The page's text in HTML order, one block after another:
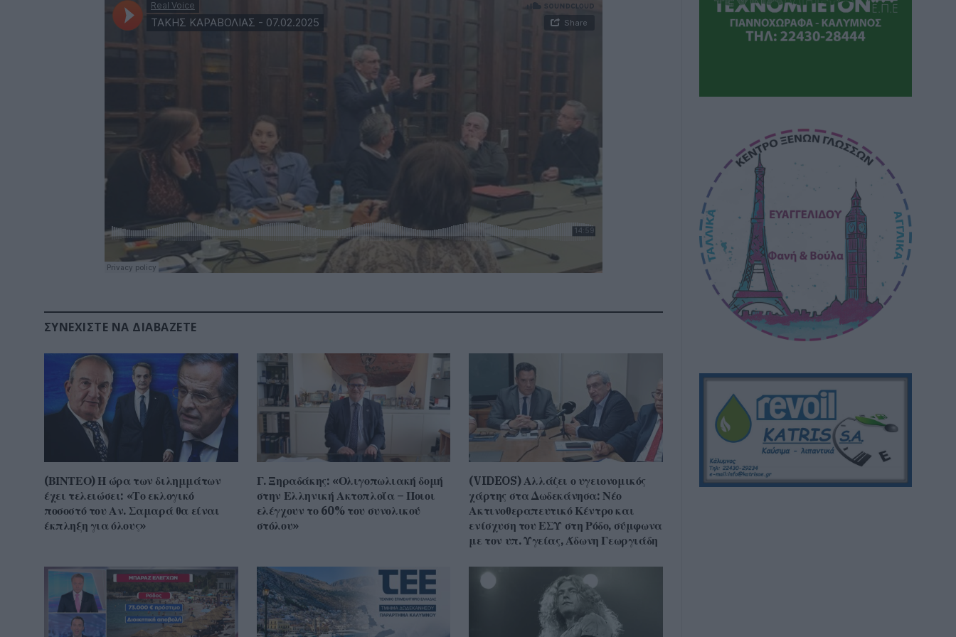
ΣΥΝΕΧΊΣΤΕ ΝΑ ΔΙΑΒΆΖΕΤΕ
(ΒΙΝΤΕΟ) Η ώρα των διλημμάτων
έχει τελειώσει: «Το εκλογικό
ποσοστό του Αν. Σαμαρά θα είναι
έκπληξη για όλους»
Γ. Ξηραδάκης: «Ολιγοπωλιακή δομή
στην Ελληνική Ακτοπλοΐα – Ποιοι
ελέγχουν το 60% του συνολικού
στόλου»
(VIDEOS) Αλλάζει ο υγειονομικός
χάρτης στα Δωδεκάνησα: Νέο
Ακτινοθεραπευτικό Κέντρο και
ενίσχυση του ΕΣΥ στη Ρόδο, σύμφωνα
με τον υπ. Υγείας, Άδωνη Γεωργιάδη